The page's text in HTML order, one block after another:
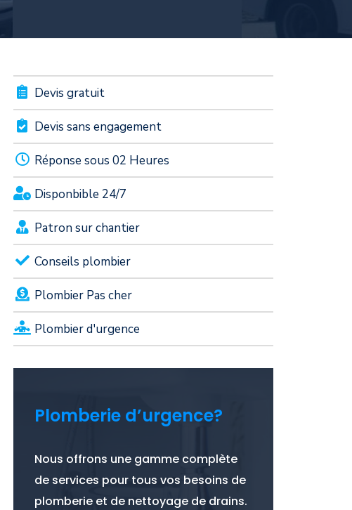
Devis gratuit
Devis sans engagement
Réponse sous 02 Heures
Disponbible 24/7
Patron sur chantier
Conseils plombier
Plombier Pas cher
Plombier d'urgence
Plomberie d’urgence?
Nous offrons une gamme complète
de services pour tous vos besoins de
plomberie et de nettoyage de drains.